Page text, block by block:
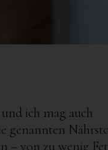
ich mag auch
genannten
– von zu wenig